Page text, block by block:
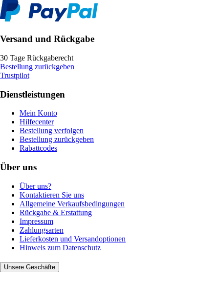
Versand und Rückgabe
30 Tage Rückgaberecht
Bestellung zurückgeben
Trustpilot
Dienstleistungen
Mein Konto
Hilfecenter
Bestellung verfolgen
Bestellung zurückgeben
Rabattcodes
Über uns
Über uns?
Kontaktieren Sie uns
Allgemeine Verkaufsbedingungen
Rückgabe & Erstattung
Impressum
Zahlungsarten
Lieferkosten und Versandoptionen
Hinweis zum Datenschutz
Unsere Geschäfte